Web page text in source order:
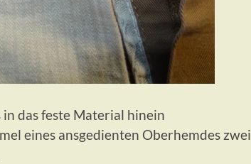
in das feste Material hinein
eines ansgedienten Oberhemdes zwei